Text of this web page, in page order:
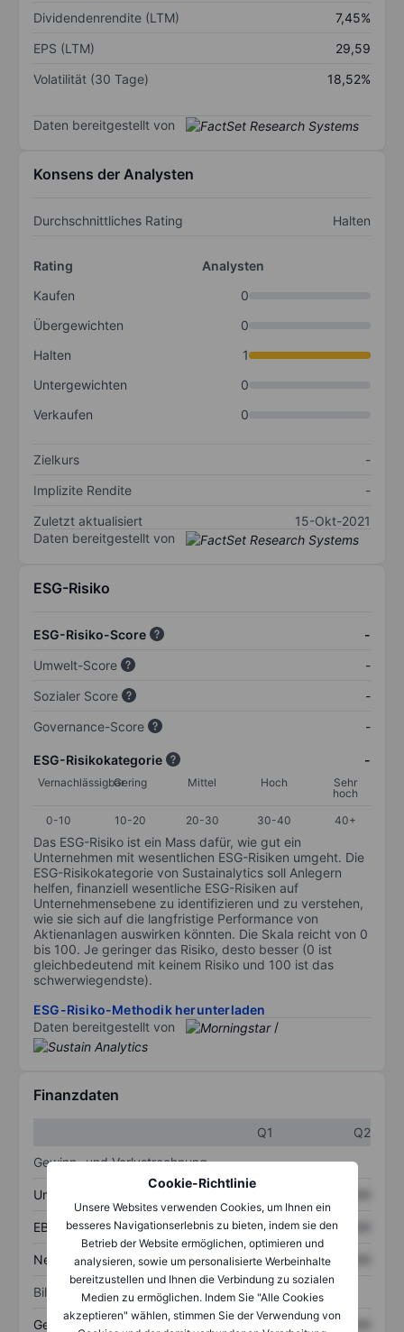
Cookie-Richtlinie
Unsere Websites verwenden Cookies, um Ihnen ein
besseres Navigationserlebnis zu bieten, indem sie den
Betrieb der Website ermöglichen, optimieren und
analysieren, sowie um personalisierte Werbeinhalte
bereitzustellen und Ihnen die Verbindung zu sozialen
Medien zu ermöglichen. Indem Sie "Alle Cookies
akzeptieren" wählen, stimmen Sie der Verwendung von
Dividendenrendite (LTM)
7,45%
EPS (LTM)
29,59
Volatilität (30 Tage)
18,52%
Daten bereitgestellt von
Konsens der Analysten
Durchschnittliches Rating Halten
Rating
Analysten
Kaufen
0
Übergewichten
0
Halten
1
Untergewichten
0
Verkaufen
0
Zielkurs
-
Implizite Rendite
-
Zuletzt aktualisiert
15-Okt-2021
Daten bereitgestellt von
ESG-Risiko
ESG-Risiko-Score
-
Umwelt-Score
-
Sozialer Score
-
Governance-Score
-
ESG-Risikokategorie -
VernachlässigbarGering Mittel Hoch
Sehr
hoch
0-10
10-20 20-30 30-40 40+
Das ESG-Risiko ist ein Mass dafür, wie gut ein
Unternehmen mit wesentlichen ESG-Risiken umgeht. Die
ESG-Risikokategorie von Sustainalytics soll Anlegern
helfen, finanziell wesentliche ESG-Risiken auf
Unternehmensebene zu identifizieren und zu verstehen,
wie sie sich auf die langfristige Performance von
Aktienanlagen auswirken könnten. Die Skala reicht von 0
bis 100. Je geringer das Risiko, desto besser (0 ist
gleichbedeutend mit keinem Risiko und 100 ist das
schwerwiegendste).
ESG-Risiko-Methodik herunterladen
Daten bereitgestellt von
/
Finanzdaten
Q1
Q2
Gewinn- und Verlustrechnung
Umsatz
EBITDA XXXXXXX XXXXXXX
Nettoeinkommen XXXXXXX XXXXXXX
Bilanz
Gesamtvermögen XXXXXXX XXXXXXX